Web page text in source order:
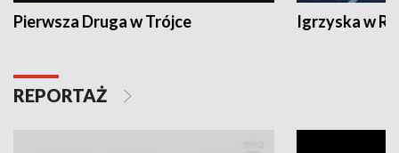
Pierwsza Druga w Trójce Igrzyska w
REPORTAŻ